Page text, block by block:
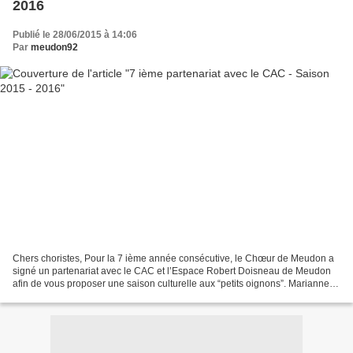
2016
Publié le 28/06/2015 à 14:06
Par meudon92
Chers choristes, Pour la 7 ième année consécutive, le Chœur de Meudon a
signé un partenariat avec le CAC et l’Espace Robert Doisneau de Meudon
afin de vous proposer une saison culturelle aux “petits oignons”. Marianne &